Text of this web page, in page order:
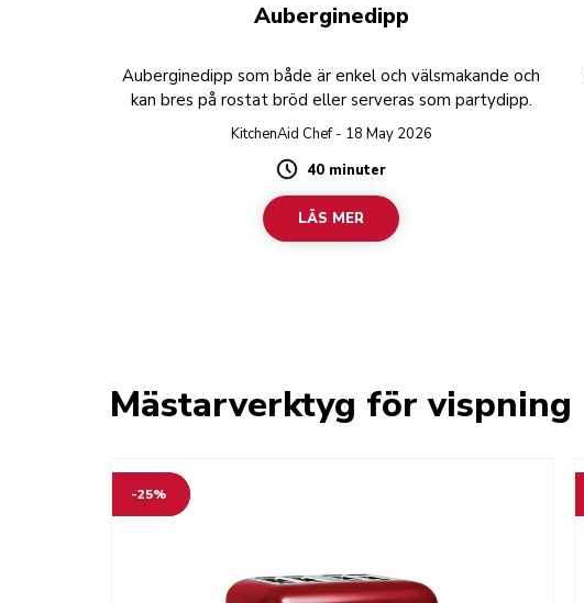
Auberginedipp
Auberginedipp som både är enkel och välsmakande och
kan bres på rostat bröd eller serveras som partydipp.
KitchenAid Chef - 18 May 2026
Duration
40 minuter
LÄS MER
Mästarverktyg för vispning
-25%